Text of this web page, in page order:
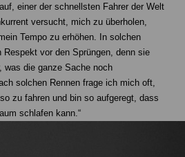
einer der schnellsten Fahrer der Welt
versucht, mich zu überholen,
Tempo zu erhöhen. In solchen
Respekt vor den Sprüngen, denn sie
was die ganze Sache noch
solchen Rennen frage ich mich oft,
zu fahren und bin so aufgeregt, dass
schlafen kann.“